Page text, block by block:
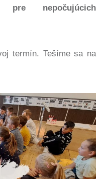
pre nepočujúcich
termín. Tešíme sa na